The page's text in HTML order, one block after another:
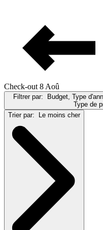
Check-out 8 Aoû
Filtrer par:
Budget, Type
Type de
Trier par:
Le moins cher